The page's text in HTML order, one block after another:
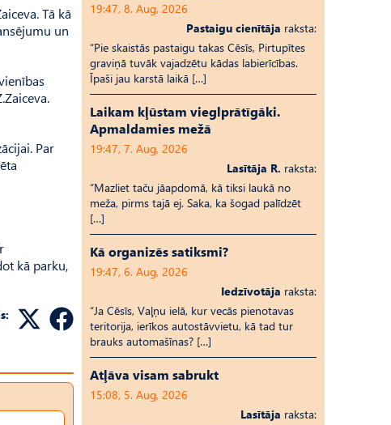
Tā kā
un
Par
kā parku,
19:47, 8. Aug, 2026
Pastaigu cienītāja raksta:
“Pie skaistās pastaigu takas Cēsīs, Pirtupītes
graviņā tuvāk vajadzētu kādas labierīcības.
Īpaši jau karstā laikā […]
Laikam kļūstam vieglprātīgāki.
Apmaldamies mežā
19:47, 7. Aug, 2026
Lasītāja R. raksta:
“Mazliet taču jāapdomā, kā tiksi laukā no
meža, pirms tajā ej. Saka, ka šogad palīdzēt
[…]
Kā organizēs satiksmi?
19:47, 6. Aug, 2026
Iedzīvotāja raksta:
“Ja Cēsīs, Vaļņu ielā, kur vecās pienotavas
teritorija, ierīkos autostāvvietu, kā tad tur
brauks automašīnas? […]
Atļāva visam sabrukt
15:08, 5. Aug, 2026
Lasītāja raksta: